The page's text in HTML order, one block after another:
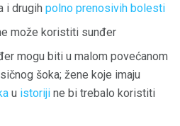
i drugih polno prenosivih bolesti
može koristiti sunđer
mogu biti u malom povećanom
šoka; žene koje imaju
u istoriji ne bi trebalo koristiti